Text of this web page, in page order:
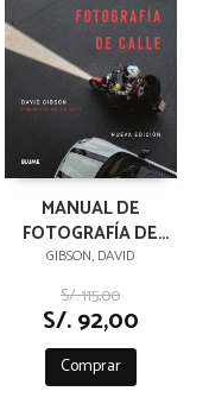
MANUAL DE
FOTOGRAFÍA DE
CALLE
GIBSON, DAVID
S/. 115,00
S/. 92,00
Comprar